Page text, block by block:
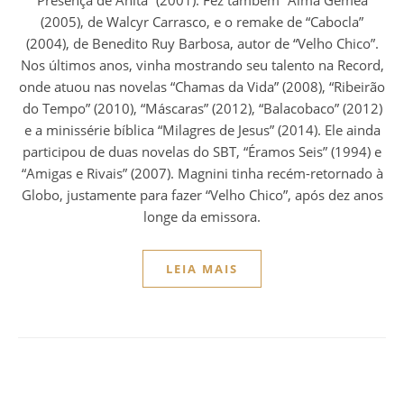
(2005), de Walcyr Carrasco, e o remake de “Cabocla”
(2004), de Benedito Ruy Barbosa, autor de “Velho Chico”.
Nos últimos anos, vinha mostrando seu talento na Record,
onde atuou nas novelas “Chamas da Vida” (2008), “Ribeirão
do Tempo” (2010), “Máscaras” (2012), “Balacobaco” (2012)
e a minissérie bíblica “Milagres de Jesus” (2014). Ele ainda
participou de duas novelas do SBT, “Éramos Seis” (1994) e
“Amigas e Rivais” (2007). Magnini tinha recém-retornado à
Globo, justamente para fazer “Velho Chico”, após dez anos
longe da emissora.
LEIA MAIS